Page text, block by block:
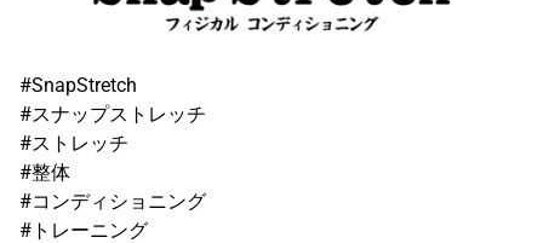
#SnapStretch
#スナップストレッチ
#ストレッチ
#整体
#コンディショニング
#トレーニング